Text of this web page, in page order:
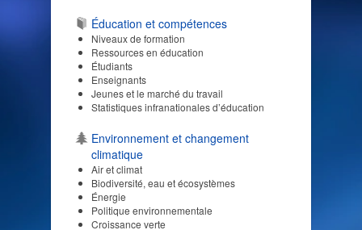
Éducation et compétences
Niveaux de formation
Ressources en éducation
Étudiants
Enseignants
Jeunes et le marché du travail
Statistiques infranationales d’éducation
Environnement et changement
climatique
Air et climat
Biodiversité, eau et écosystèmes
Énergie
Politique environnementale
Croissance verte